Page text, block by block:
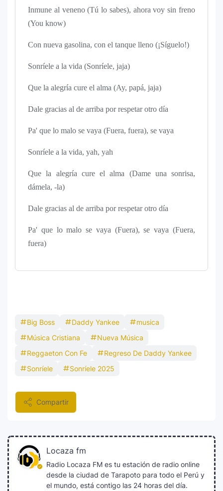
Inmune al veneno (Tú lo sabes), ahora voy sin freno
(You know)
Con nueva gasolina, con el tanque lleno (¡Síguelo!)
Sonríele a la vida (Sonríele, jaja)
Que la alegría cure el alma (Ay, papá, jaja)
Dale gracias al de arriba por respetar otro día
Pa' que lo malo se vaya (Fuera, fuera), se vaya
Sonríele a la vida, yah, yah
Que la alegría cure el alma (Dame una sonrisa,
dámela, -la)
Dale gracias al de arriba por respetar otro día
Pa' que lo malo se vaya (Fuera), se vaya (Fuera,
fuera)
Big Boss Daddy Yankee
musica
Música Cristiana
Nueva Música
Reggaeton Con Fe
Regreso De Daddy Yankee
Sonríele
Sonríele 2025
Compartir
Locaza fm
Radio Locaza FM es tu estación de radio online
desde la ciudad de Tarapoto para todo el Perú y
el mundo, está contigo las 24 horas del día.